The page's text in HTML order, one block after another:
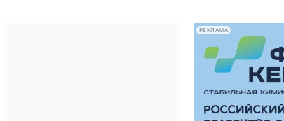
Уголь России и Майнинг
MiningWorld Russia 2026
РЕКЛАМА